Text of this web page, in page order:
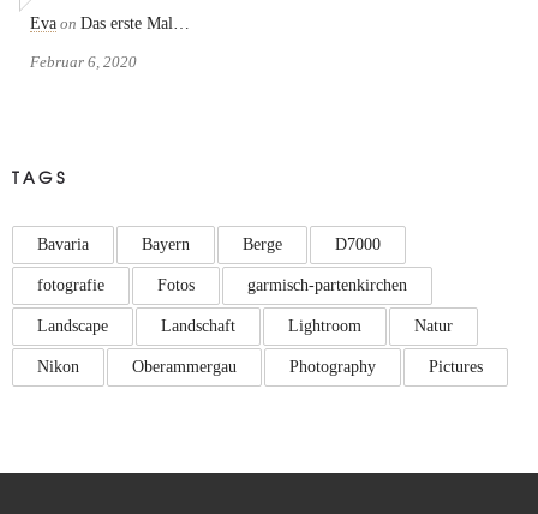
Eva on Das erste Mal…
Februar 6, 2020
TAGS
Bavaria Bayern Berge D7000
fotografie Fotos garmisch-partenkirchen
Landscape Landschaft Lightroom Natur
Nikon Oberammergau Photography Pictures